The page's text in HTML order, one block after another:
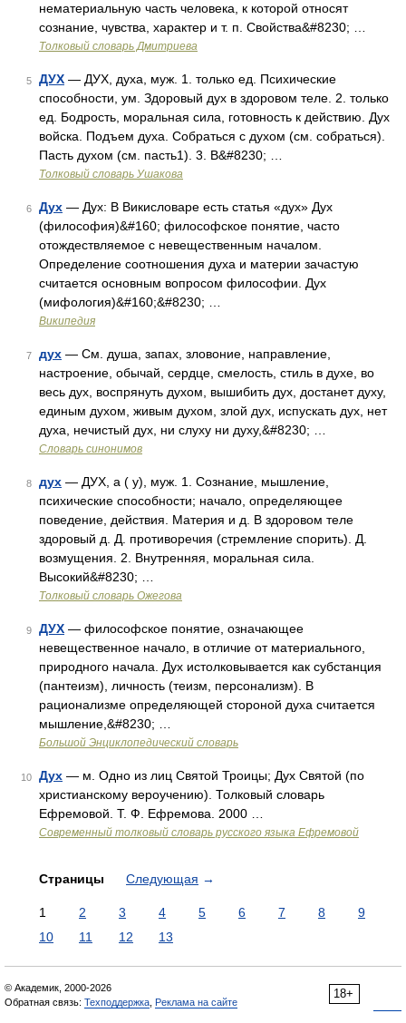
нематериальную часть человека, к которой относят
сознание, чувства, характер и т. п. Свойства&#8230; …
Толковый словарь Дмитриева
5 ДУХ — ДУХ, духа, муж. 1. только ед. Психические
способности, ум. Здоровый дух в здоровом теле. 2. только
ед. Бодрость, моральная сила, готовность к действию. Дух
войска. Подъем духа. Собраться с духом (см. собраться).
Пасть духом (см. пасть1). 3. В&#8230; …
Толковый словарь Ушакова
6 Дух — Дух: В Викисловаре есть статья «дух» Дух
(философия)&#160; философское понятие, часто
отождествляемое с невещественным началом.
Определение соотношения духа и материи зачастую
считается основным вопросом философии. Дух
(мифология)&#160;&#8230; …
Википедия
7 дух — См. душа, запах, зловоние, направление,
настроение, обычай, сердце, смелость, стиль в духе, во
весь дух, воспрянуть духом, вышибить дух, достанет духу,
единым духом, живым духом, злой дух, испускать дух, нет
духа, нечистый дух, ни слуху ни духу,&#8230; …
Словарь синонимов
8 дух — ДУХ, а ( у), муж. 1. Сознание, мышление,
психические способности; начало, определяющее
поведение, действия. Материя и д. В здоровом теле
здоровый д. Д. противоречия (стремление спорить). Д.
возмущения. 2. Внутренняя, моральная сила.
Высокий&#8230; …
Толковый словарь Ожегова
9 ДУХ — философское понятие, означающее
невещественное начало, в отличие от материального,
природного начала. Дух истолковывается как субстанция
(пантеизм), личность (теизм, персонализм). В
рационализме определяющей стороной духа считается
мышление,&#8230; …
Большой Энциклопедический словарь
10 Дух — м. Одно из лиц Святой Троицы; Дух Святой (по
христианскому вероучению). Толковый словарь
Ефремовой. Т. Ф. Ефремова. 2000 …
Современный толковый словарь русского языка Ефремовой
Страницы Следующая →
1 2 3 4 5 6 7 8
9
10
11 12 13
18+
© Академик, 2000-2026
Обратная связь: Техподдержка Реклама на сайте